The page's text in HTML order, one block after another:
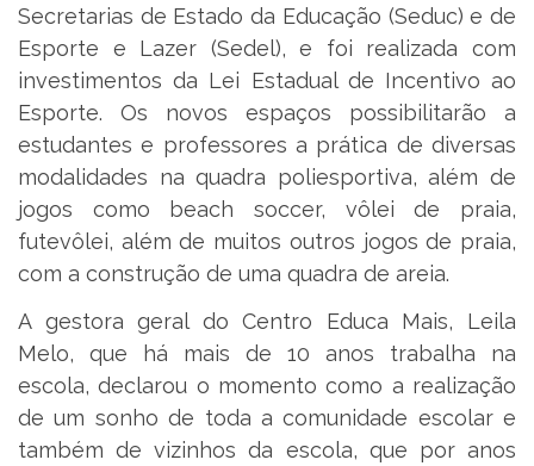
Secretarias de Estado da Educação (Seduc) e de
Esporte e Lazer (Sedel), e foi realizada com
investimentos da Lei Estadual de Incentivo ao
Esporte. Os novos espaços possibilitarão a
estudantes e professores a prática de diversas
modalidades na quadra poliesportiva, além de
jogos como beach soccer, vôlei de praia,
futevôlei, além de muitos outros jogos de praia,
com a construção de uma quadra de areia.
A gestora geral do Centro Educa Mais, Leila
Melo, que há mais de 10 anos trabalha na
escola, declarou o momento como a realização
de um sonho de toda a comunidade escolar e
também de vizinhos da escola, que por anos